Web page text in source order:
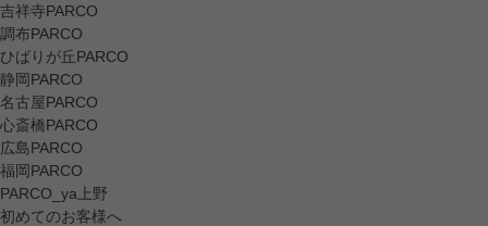
吉祥寺PARCO
調布PARCO
ひばりが丘PARCO
静岡PARCO
名古屋PARCO
心斎橋PARCO
広島PARCO
福岡PARCO
PARCO_ya上野
初めてのお客様へ